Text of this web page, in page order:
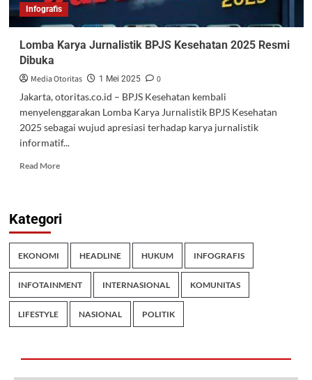
Infografis
Lomba Karya Jurnalistik BPJS Kesehatan 2025 Resmi
Dibuka
Media Otoritas 1 Mei 2025
0
Jakarta, otoritas.co.id – BPJS Kesehatan kembali
menyelenggarakan Lomba Karya Jurnalistik BPJS Kesehatan
2025 sebagai wujud apresiasi terhadap karya jurnalistik
informatif...
Read More
Kategori
EKONOMI HEADLINE HUKUM INFOGRAFIS
INFOTAINMENT INTERNASIONAL KOMUNITAS
LIFESTYLE NASIONAL POLITIK